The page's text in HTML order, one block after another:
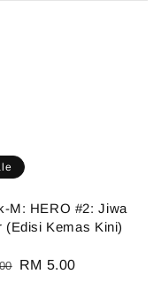
M: HERO #2: Jiwa
(Edisi Kemas Kini)
Sale
RM 5.00